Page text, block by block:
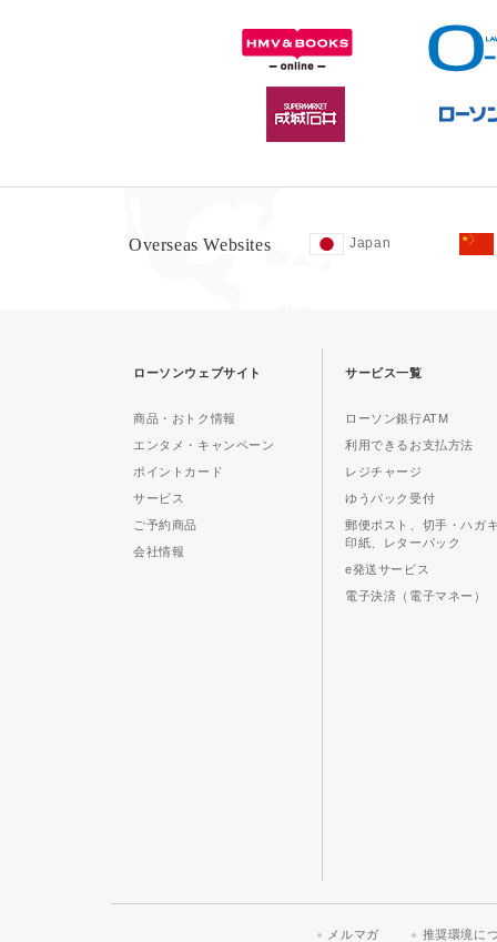
Overseas Websites Japan
ローソンウェブサイト
商品・おトク情報
エンタメ・キャンペーン
ポイントカード
サービス
ご予約商品
会社情報
サービス一覧
ローソン銀行ATM
利用できるお支払方法
レジチャージ
ゆうパック受付
郵便ポスト、切手・ハガ
印紙、レターパック
e発送サービス
電子決済（電子マネー）
メルマガ 推奨環境に